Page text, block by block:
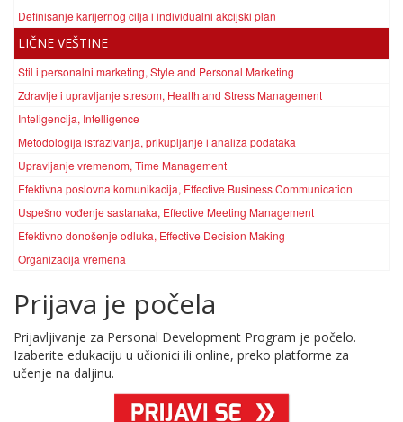
Definisanje karijernog cilja i individualni akcijski plan
LIČNE VEŠTINE
Stil i personalni marketing, Style and Personal Marketing
Zdravlje i upravljanje stresom, Health and Stress Management
Inteligencija, Intelligence
Metodologija istraživanja, prikupljanje i analiza podataka
Upravljanje vremenom, Time Management
Efektivna poslovna komunikacija, Effective Business Communication
Uspešno vođenje sastanaka, Effective Meeting Management
Efektivno donošenje odluka, Effective Decision Making
Organizacija vremena
Prijava je počela
Prijavljivanje za Personal Development Program je počelo.
Izaberite edukaciju u učionici ili online, preko platforme za
učenje na daljinu.